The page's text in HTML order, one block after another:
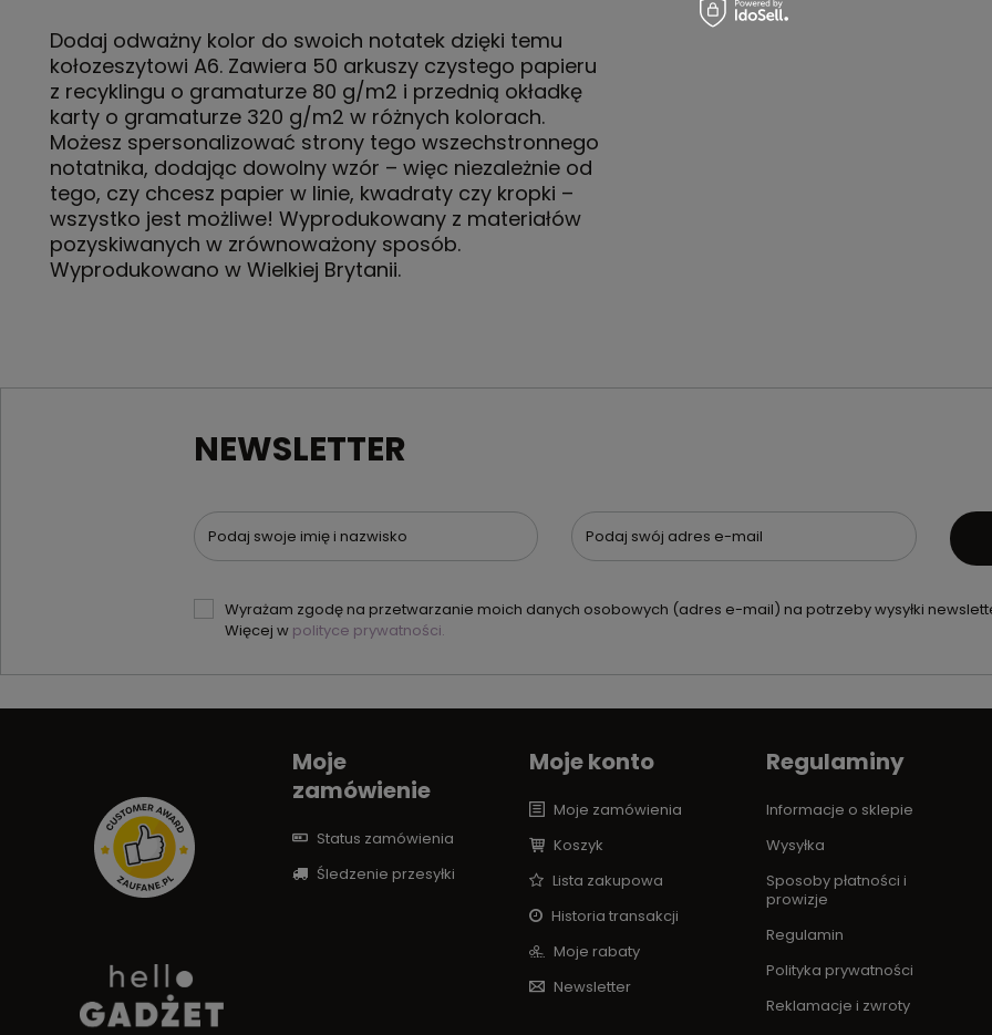
Dodaj odważny kolor do swoich notatek dzięki temu
kołozeszytowi A6. Zawiera 50 arkuszy czystego papieru
z recyklingu o gramaturze 80 g/m2 i przednią okładkę
karty o gramaturze 320 g/m2 w różnych kolorach.
Możesz spersonalizować strony tego wszechstronnego
notatnika, dodając dowolny wzór – więc niezależnie od
tego, czy chcesz papier w linie, kwadraty czy kropki –
wszystko jest możliwe! Wyprodukowany z materiałów
pozyskiwanych w zrównoważony sposób.
Wyprodukowano w Wielkiej Brytanii.
NEWSLETTER
Podaj swoje imię i nazwisko Podaj swój adres e-mail
Wyrażam zgodę na przetwarzanie moich danych osobowych (adres e-mail) na potrzeby wysyłki
Więcej w polityce prywatności.
Moje
zamówienie
Status zamówienia
Śledzenie przesyłki
Moje konto
Moje zamówienia
Koszyk
Lista zakupowa
Historia transakcji
Moje rabaty
Newsletter
Regulaminy
Informacje o sklepie
Wysyłka
Sposoby płatności i
prowizje
Regulamin
Polityka prywatności
Reklamacje i zwroty